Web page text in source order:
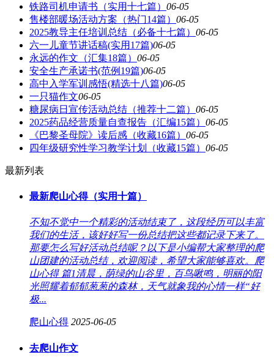
铁路司机申请书（实用十七篇） 06-05
售楼部暖场活动方案（热门14篇） 06-05
2025教导主任培训总结（必备十七篇） 06-05
六一儿童节讲话稿(实用17篇)06-05
永远的作文（汇集18篇） 06-05
安全生产承诺书(范例19篇)06-05
高中入学军训感悟(精选十八篇)06-05
一只猫作文06-05
糖尿病日宣传活动总结（推荐十二篇） 06-05
2025药品经营质量自查报告（汇编15篇） 06-05
《巴黎圣母院》读后感（收藏16篇） 06-05
四年级研究性学习教学计划（收藏15篇） 06-05
最新列表
最新爬山心得（实用十篇）
不知不觉中一个精彩的活动结束了，这段经历可以丰富
我们的生活，该好好写一份总结把这些都记录下来了。
那要怎么写好活动总结呢？以下是小编帮大家整理的爬
山团建的活动总结，欢迎阅读，希望大家能够喜欢。爬
山心得 篇1清晨，荫绿的山谷里，百鸟啾鸣，明丽的阳
光照耀着郁郁葱葱的森林，天气就象我的心情一样“好
极...
爬山心得 2025-06-05
去爬山作文